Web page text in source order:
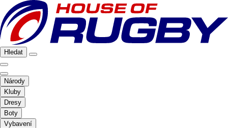
Hledat
Národy
Kluby
Dresy
Boty
Vybavení